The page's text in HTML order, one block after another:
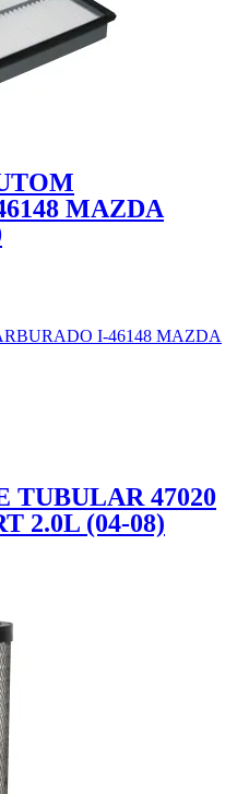
MAZDA
I-46148 MAZDA
TUBULAR 47020
2.0L (04-08)